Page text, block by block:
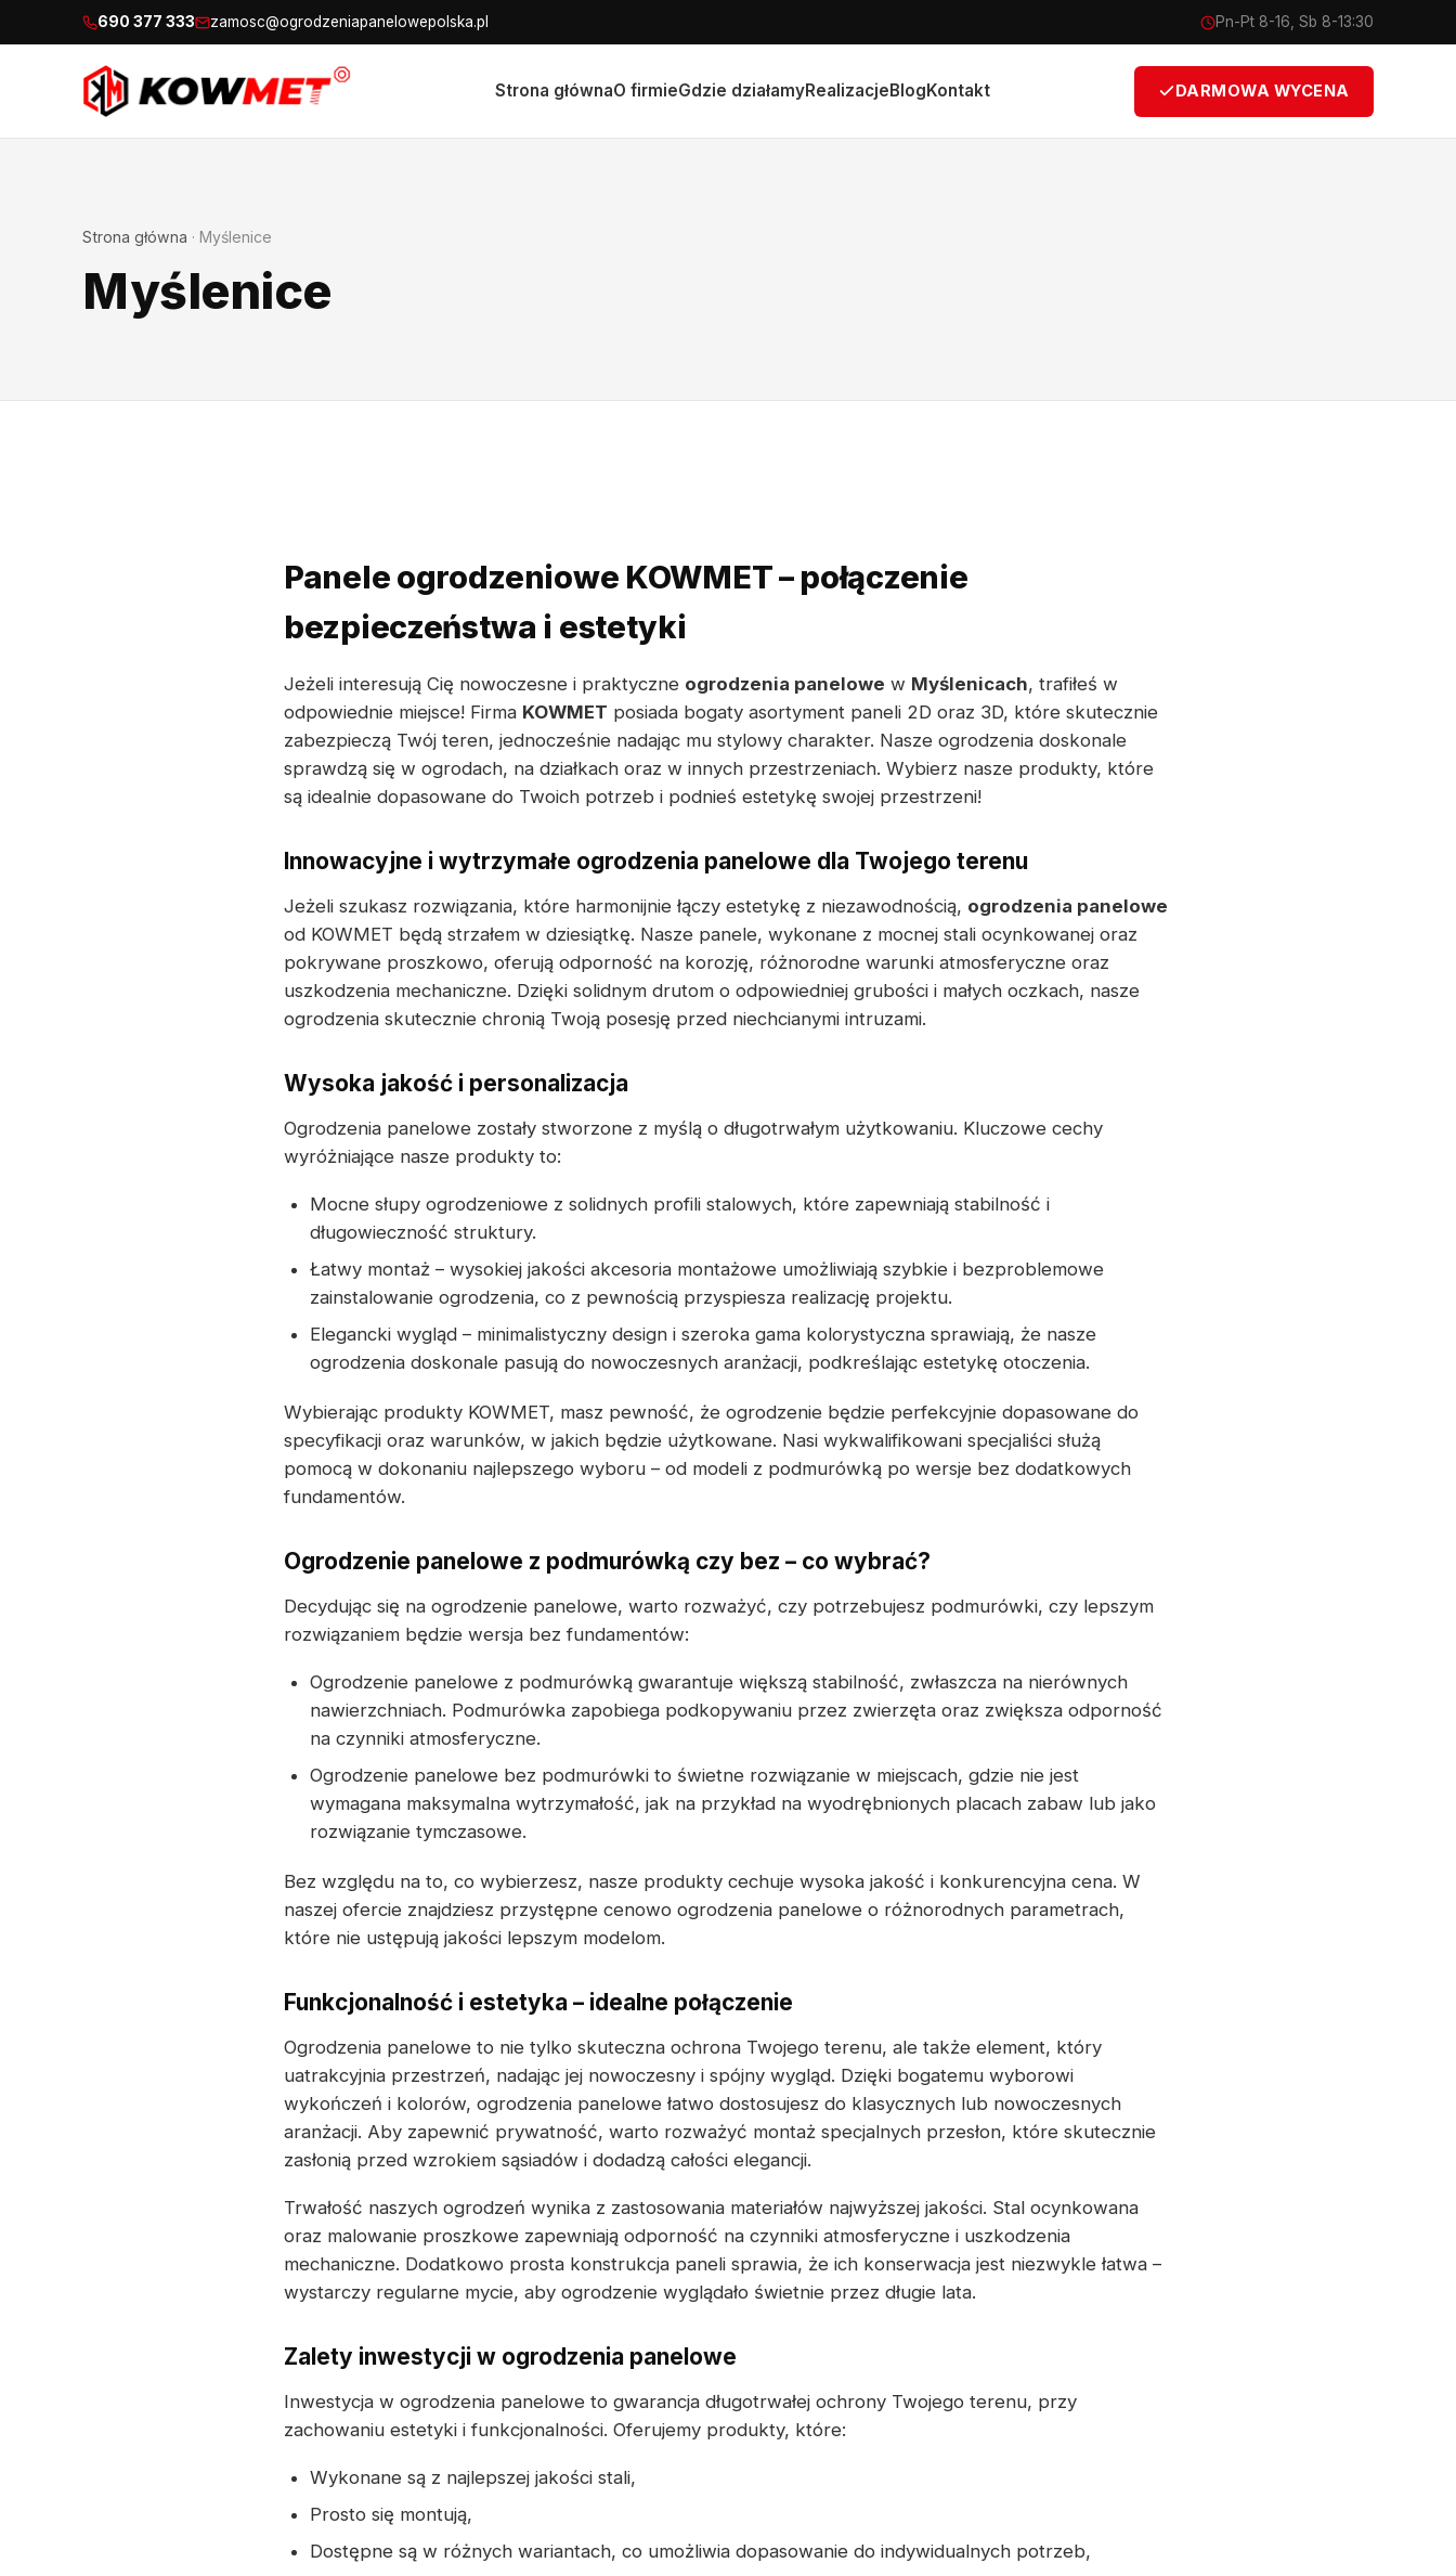
690 377 333 zamosc@ogrodzeniapanelowepolska.pl Pn-Pt 8-16, Sb 8-13:30
Strona głównaO firmieGdzie działamyRealizacjeBlogKontakt DARMOWA WYCENA
Strona główna · Myślenice
Myślenice
Panele ogrodzeniowe KOWMET – połączenie
bezpieczeństwa i estetyki
Jeżeli interesują Cię nowoczesne i praktyczne ogrodzenia panelowe w Myślenicach, trafiłeś w
odpowiednie miejsce! Firma KOWMET posiada bogaty asortyment paneli 2D oraz 3D, które skutecznie
zabezpieczą Twój teren, jednocześnie nadając mu stylowy charakter. Nasze ogrodzenia doskonale
sprawdzą się w ogrodach, na działkach oraz w innych przestrzeniach. Wybierz nasze produkty, które
są idealnie dopasowane do Twoich potrzeb i podnieś estetykę swojej przestrzeni!
Innowacyjne i wytrzymałe ogrodzenia panelowe dla Twojego terenu
Jeżeli szukasz rozwiązania, które harmonijnie łączy estetykę z niezawodnością, ogrodzenia panelowe
od KOWMET będą strzałem w dziesiątkę. Nasze panele, wykonane z mocnej stali ocynkowanej oraz
pokrywane proszkowo, oferują odporność na korozję, różnorodne warunki atmosferyczne oraz
uszkodzenia mechaniczne. Dzięki solidnym drutom o odpowiedniej grubości i małych oczkach, nasze
ogrodzenia skutecznie chronią Twoją posesję przed niechcianymi intruzami.
Wysoka jakość i personalizacja
Ogrodzenia panelowe zostały stworzone z myślą o długotrwałym użytkowaniu. Kluczowe cechy
wyróżniające nasze produkty to:
Mocne słupy ogrodzeniowe z solidnych profili stalowych, które zapewniają stabilność i
długowieczność struktury.
Łatwy montaż – wysokiej jakości akcesoria montażowe umożliwiają szybkie i bezproblemowe
zainstalowanie ogrodzenia, co z pewnością przyspiesza realizację projektu.
Elegancki wygląd – minimalistyczny design i szeroka gama kolorystyczna sprawiają, że nasze
ogrodzenia doskonale pasują do nowoczesnych aranżacji, podkreślając estetykę otoczenia.
Wybierając produkty KOWMET, masz pewność, że ogrodzenie będzie perfekcyjnie dopasowane do
specyfikacji oraz warunków, w jakich będzie użytkowane. Nasi wykwalifikowani specjaliści służą
pomocą w dokonaniu najlepszego wyboru – od modeli z podmurówką po wersje bez dodatkowych
fundamentów.
Ogrodzenie panelowe z podmurówką czy bez – co wybrać?
Decydując się na ogrodzenie panelowe, warto rozważyć, czy potrzebujesz podmurówki, czy lepszym
rozwiązaniem będzie wersja bez fundamentów:
Ogrodzenie panelowe z podmurówką gwarantuje większą stabilność, zwłaszcza na nierównych
nawierzchniach. Podmurówka zapobiega podkopywaniu przez zwierzęta oraz zwiększa odporność
na czynniki atmosferyczne.
Ogrodzenie panelowe bez podmurówki to świetne rozwiązanie w miejscach, gdzie nie jest
wymagana maksymalna wytrzymałość, jak na przykład na wyodrębnionych placach zabaw lub jako
rozwiązanie tymczasowe.
Bez względu na to, co wybierzesz, nasze produkty cechuje wysoka jakość i konkurencyjna cena. W
naszej ofercie znajdziesz przystępne cenowo ogrodzenia panelowe o różnorodnych parametrach,
które nie ustępują jakości lepszym modelom.
Funkcjonalność i estetyka – idealne połączenie
Ogrodzenia panelowe to nie tylko skuteczna ochrona Twojego terenu, ale także element, który
uatrakcyjnia przestrzeń, nadając jej nowoczesny i spójny wygląd. Dzięki bogatemu wyborowi
wykończeń i kolorów, ogrodzenia panelowe łatwo dostosujesz do klasycznych lub nowoczesnych
aranżacji. Aby zapewnić prywatność, warto rozważyć montaż specjalnych przesłon, które skutecznie
zasłonią przed wzrokiem sąsiadów i dodadzą całości elegancji.
Trwałość naszych ogrodzeń wynika z zastosowania materiałów najwyższej jakości. Stal ocynkowana
oraz malowanie proszkowe zapewniają odporność na czynniki atmosferyczne i uszkodzenia
mechaniczne. Dodatkowo prosta konstrukcja paneli sprawia, że ich konserwacja jest niezwykle łatwa –
wystarczy regularne mycie, aby ogrodzenie wyglądało świetnie przez długie lata.
Zalety inwestycji w ogrodzenia panelowe
Inwestycja w ogrodzenia panelowe to gwarancja długotrwałej ochrony Twojego terenu, przy
zachowaniu estetyki i funkcjonalności. Oferujemy produkty, które:
Wykonane są z najlepszej jakości stali,
Prosto się montują,
Dostępne są w różnych wariantach, co umożliwia dopasowanie do indywidualnych potrzeb,